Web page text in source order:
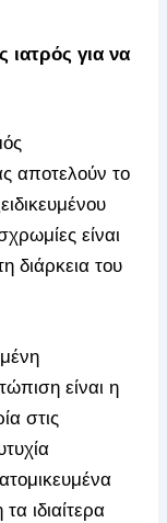
ιατρός για να
αποτελούν το
είναι
διάρκεια του
είναι η
στις
ιδιαίτερα